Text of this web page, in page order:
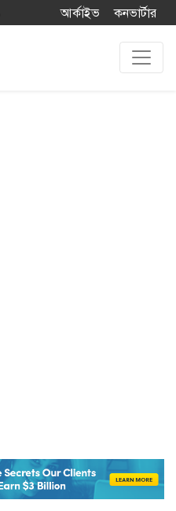
আর্কাইভ কনভার্টার